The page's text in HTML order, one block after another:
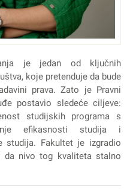
je jedan od ključnih
koje pretenduje da bude
prava. Zato je Pravni
postavio sledeće ciljeve:
studijskih programa s
efikasnosti studija i
studija. Fakultet je izgradio
da nivo tog kvaliteta stalno